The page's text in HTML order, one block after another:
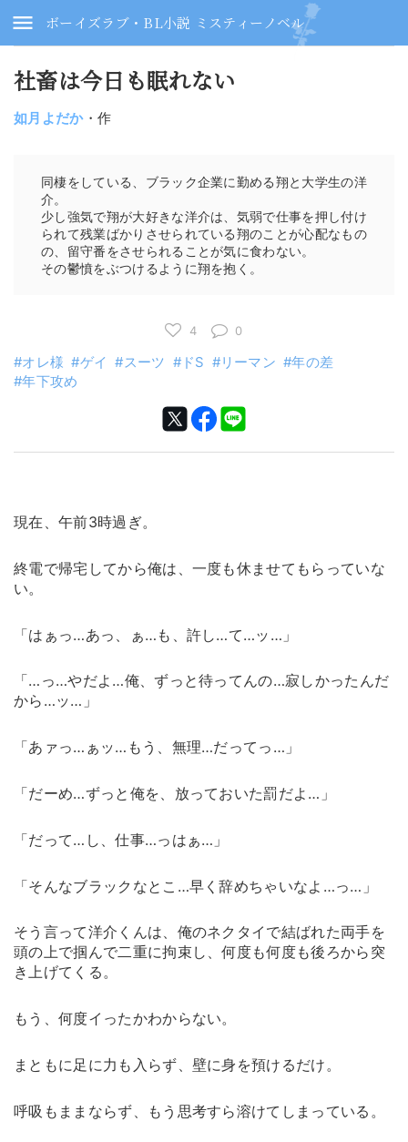
ボーイズラブ・BL小説 ミスティーノベル
社畜は今日も眠れない
如月よだか・作
同棲をしている、ブラック企業に勤める翔と大学生の洋
介。
少し強気で翔が大好きな洋介は、気弱で仕事を押し付け
られて残業ばかりさせられている翔のことが心配なもの
の、留守番をさせられることが気に食わない。
その鬱憤をぶつけるように翔を抱く。
4 0
オレ様 ゲイ スーツ ドS リーマン
年の差
年下攻め
現在、午前3時過ぎ。
終電で帰宅してから俺は、一度も休ませてもらっていな
い。
「はぁっ…あっ、ぁ…も、許し…て…ッ…」
「…っ…やだよ…俺、ずっと待ってんの…寂しかったんだ
から…ッ…」
「あァっ…ぁッ…もう、無理…だってっ…」
「だーめ…ずっと俺を、放っておいた罰だよ…」
「だって…し、仕事…っはぁ…」
「そんなブラックなとこ…早く辞めちゃいなよ…っ…」
そう言って洋介くんは、俺のネクタイで結ばれた両手を
頭の上で掴んで二重に拘束し、何度も何度も後ろから突
き上げてくる。
もう、何度イったかわからない。
まともに足に力も入らず、壁に身を預けるだけ。
呼吸もままならず、もう思考すら溶けてしまっている。